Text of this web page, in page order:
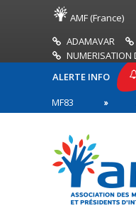
AMF (France)
ADAMAVAR
NUMERISATION
ALERTE INFO
en première ligne